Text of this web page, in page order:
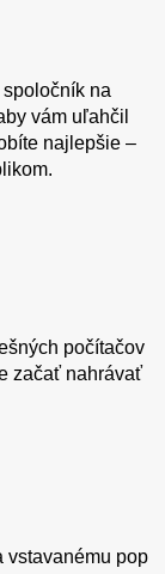
spoločník na
vám uľahčil
najlepšie –
počítačov
začať nahrávať
vstavanému pop